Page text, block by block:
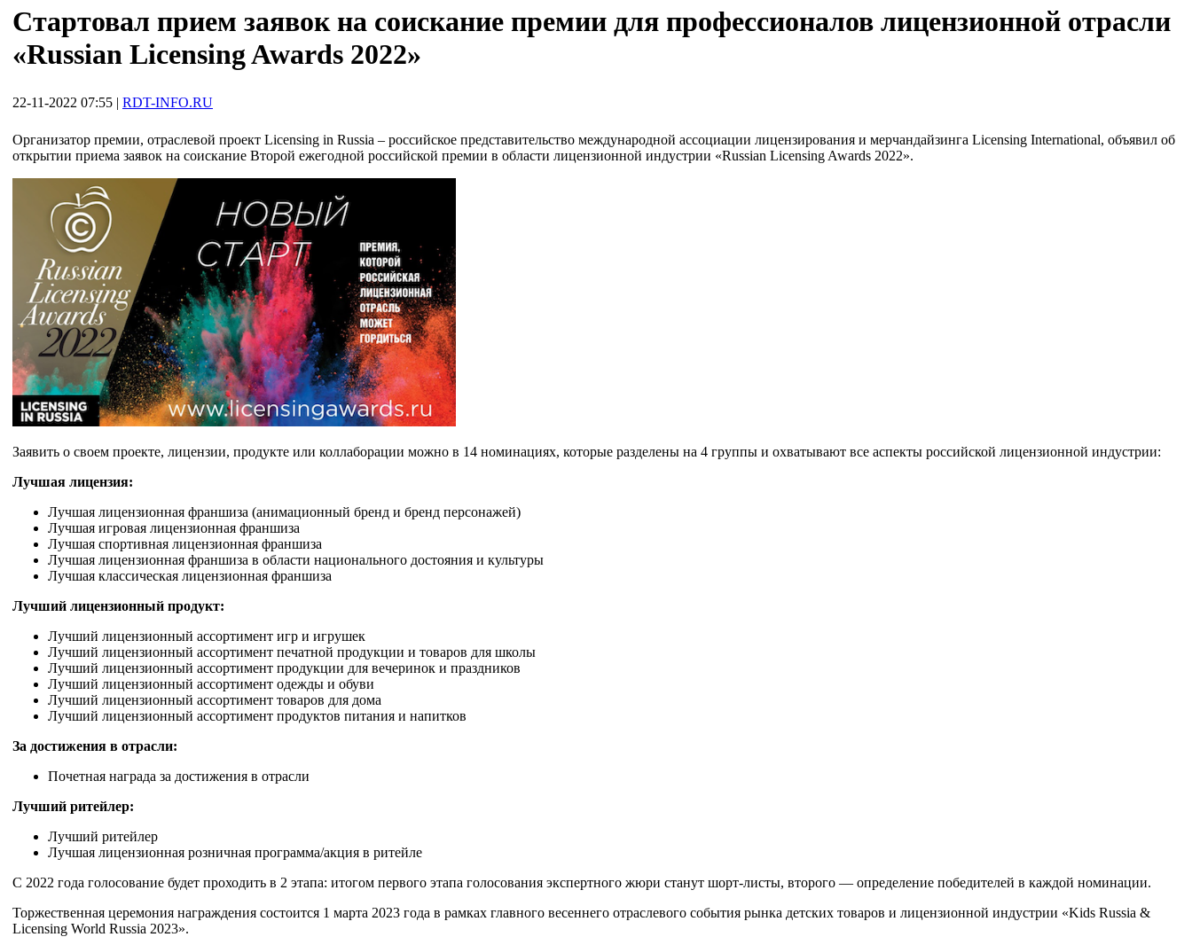
Стартовал прием заявок на соискание премии для профессионалов лицензионной отрасли
«Russian Licensing Awards 2022»
22-11-2022 07:55 | RDT-INFO.RU
Организатор премии, отраслевой проект Licensing in Russia – российское представительство международной ассоциации лицензирования и мерчандайзинга Licensing International, объявил об
открытии приема заявок на соискание Второй ежегодной российской премии в области лицензионной индустрии «Russian Licensing Awards 2022».
Заявить о своем проекте, лицензии, продукте или коллаборации можно в 14 номинациях, которые разделены на 4 группы и охватывают все аспекты российской лицензионной индустрии:
Лучшая лицензия:
Лучшая лицензионная франшиза (анимационный бренд и бренд персонажей)
Лучшая игровая лицензионная франшиза
Лучшая спортивная лицензионная франшиза
Лучшая лицензионная франшиза в области национального достояния и культуры
Лучшая классическая лицензионная франшиза
Лучший лицензионный продукт:
Лучший лицензионный ассортимент игр и игрушек
Лучший лицензионный ассортимент печатной продукции и товаров для школы
Лучший лицензионный ассортимент продукции для вечеринок и праздников
Лучший лицензионный ассортимент одежды и обуви
Лучший лицензионный ассортимент товаров для дома
Лучший лицензионный ассортимент продуктов питания и напитков
За достижения в отрасли:
Почетная награда за достижения в отрасли
Лучший ритейлер:
Лучший ритейлер
Лучшая лицензионная розничная программа/акция в ритейле
С 2022 года голосование будет проходить в 2 этапа: итогом первого этапа голосования экспертного жюри станут шорт-листы, второго — определение победителей в каждой номинации.
Торжественная церемония награждения состоится 1 марта 2023 года в рамках главного весеннего отраслевого события рынка детских товаров и лицензионной индустрии «Kids Russia &
Licensing World Russia 2023».